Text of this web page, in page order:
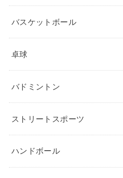
バスケットボール
卓球
バドミントン
ストリートスポーツ
ハンドボール